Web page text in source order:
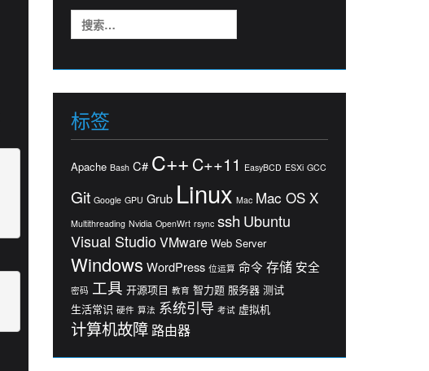
索：
标签
Apache Bash C# C++ C++11 EasyBCD ESXi GCC
Git Google GPU Grub Linux Mac Mac OS X
Multithreading Nvidia OpenWrt rsync ssh Ubuntu
Visual StudioVMware Web Server
Windows WordPress 位运算 命令 存储 安全
密码 工具 开源项目 教育 智力题 服务器 测试
生活常识 硬件 算法 系统引导 考试 虚拟机
计算机故障 路由器